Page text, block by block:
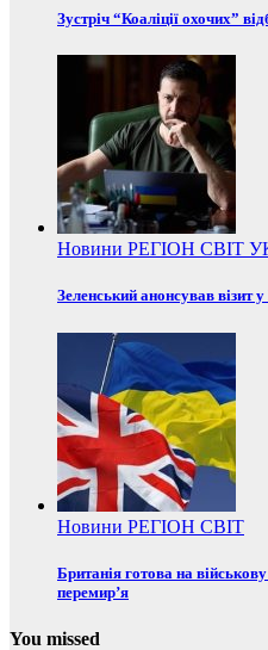
Зустріч “Коаліції охочих”
Новини РЕГІОН СВІТ
Зеленський анонсував візит
Новини РЕГІОН СВІТ
Британія готова на
перемир’я
You missed